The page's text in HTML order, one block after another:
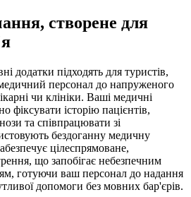
створене для
додатки підходять для туристів,
персонал до напруженого
чи клініки. Ваші медичні
фіксувати історію пацієнтів,
та співпрацювати зі
бездоганну медичну
цілеспрямоване,
що запобігає небезпечним
готуючи ваш персонал до надання
допомоги без мовних бар'єрів.